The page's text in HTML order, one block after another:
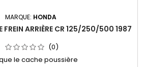
MARQUE: HONDA
FREIN ARRIÈRE CR 125/250/500 1987
(0)
le cache poussière